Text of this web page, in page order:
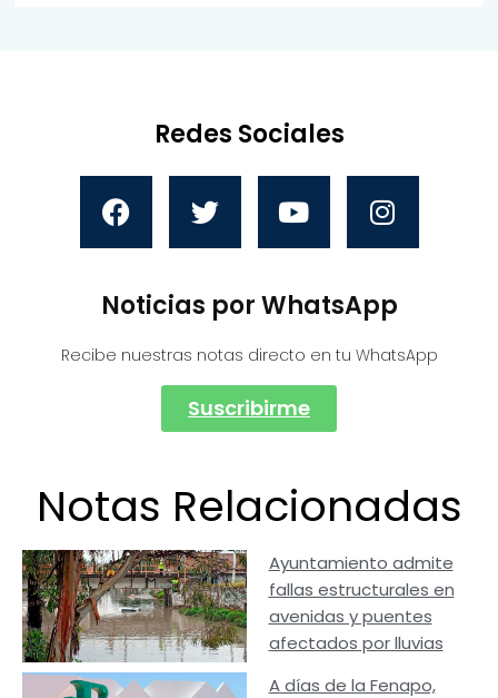
Redes Sociales
Noticias por WhatsApp
Recibe nuestras notas directo en tu WhatsApp
Suscribirme
Notas Relacionadas
Ayuntamiento admite
fallas estructurales en
avenidas y puentes
afectados por lluvias
A días de la Fenapo,